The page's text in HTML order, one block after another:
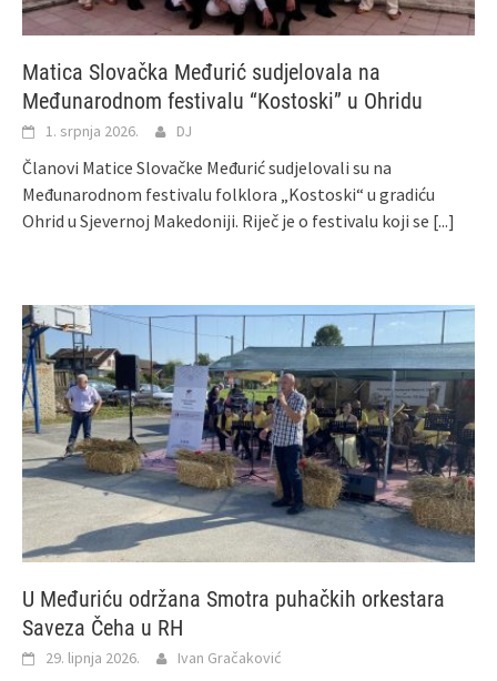
Matica Slovačka Međurić sudjelovala na
Međunarodnom festivalu “Kostoski” u Ohridu
1. srpnja 2026. DJ
Članovi Matice Slovačke Međurić sudjelovali su na
Međunarodnom festivalu folklora „Kostoski“ u gradiću
Ohrid u Sjevernoj Makedoniji. Riječ je o festivalu koji se [...]
U Međuriću održana Smotra puhačkih orkestara
Saveza Čeha u RH
29. lipnja 2026. Ivan Gračaković